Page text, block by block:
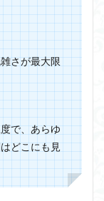
さが最大限
で、あらゆ
どこにも見